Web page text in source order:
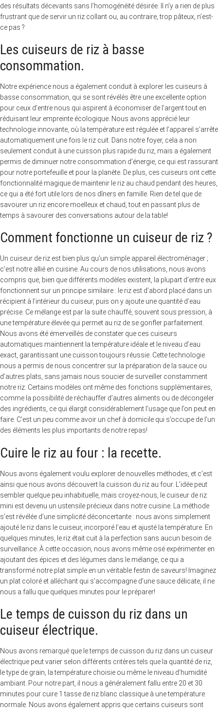
des résultats décevants sans l’homogénéité désirée. Il n’y a rien de plus
frustrant que de servir un riz collant ou, au contraire, trop pâteux, n’est-
ce pas ?
Les cuiseurs de riz à basse
consommation.
Notre expérience nous a également conduit à explorer les cuiseurs à
basse consommation, qui se sont révélés être une excellente option
pour ceux d’entre nous qui aspirent à économiser de l’argent tout en
réduisant leur empreinte écologique. Nous avons apprécié leur
technologie innovante, où la température est régulée et l’appareil s’arrête
automatiquement une fois le riz cuit. Dans notre foyer, cela a non
seulement conduit à une cuisson plus rapide du riz, mais a également
permis de diminuer notre consommation d’énergie, ce qui est rassurant
pour notre portefeuille et pour la planète. De plus, ces cuiseurs ont cette
fonctionnalité magique de maintenir le riz au chaud pendant des heures,
ce qui a été fort utile lors de nos dîners en famille. Rien de tel que de
savourer un riz encore moelleux et chaud, tout en passant plus de
temps à savourer des conversations autour de la table!
Comment fonctionne un cuiseur de riz ?
Un cuiseur de riz est bien plus qu’un simple appareil électroménager ;
c’est notre allié en cuisine. Au cours de nos utilisations, nous avons
compris que, bien que différents modèles existent, la plupart d’entre eux
fonctionnent sur un principe similaire : le riz est d’abord placé dans un
récipient à l’intérieur du cuiseur, puis on y ajoute une quantité d’eau
précise. Ce mélange est par la suite chauffé, souvent sous pression, à
une température élevée qui permet au riz de se gonfler parfaitement.
Nous avons été émerveillés de constater que ces cuiseurs
automatiques maintiennent la température idéale et le niveau d’eau
exact, garantissant une cuisson toujours réussie. Cette technologie
nous a permis de nous concentrer sur la préparation de la sauce ou
d’autres plats, sans jamais nous soucier de surveiller constamment
notre riz. Certains modèles ont même des fonctions supplémentaires,
comme la possibilité de réchauffer d’autres aliments ou de décongeler
des ingrédients, ce qui élargit considérablement l’usage que l’on peut en
faire. C’est un peu comme avoir un chef à domicile qui s’occupe de l’un
des éléments les plus importants de notre repas!
Cuire le riz au four : la recette.
Nous avons également voulu explorer de nouvelles méthodes, et c’est
ainsi que nous avons découvert la cuisson du riz au four. L’idée peut
sembler quelque peu inhabituelle, mais croyez-nous, le cuiseur de riz
mini est devenu un ustensile précieux dans notre cuisine. La méthode
s’est révélée d’une simplicité déconcertante : nous avons simplement
ajouté le riz dans le cuiseur, incorporé l’eau et ajusté la température. En
quelques minutes, le riz était cuit à la perfection sans aucun besoin de
surveillance. À cette occasion, nous avons même osé expérimenter en
ajoutant des épices et des légumes dans le mélange, ce qui a
transformé notre plat simple en un véritable festin de saveurs! Imaginez
un plat coloré et alléchant qui s’accompagne d’une sauce délicate, il ne
nous a fallu que quelques minutes pour le préparer!
Le temps de cuisson du riz dans un
cuiseur électrique.
Nous avons remarqué que le temps de cuisson du riz dans un cuiseur
électrique peut varier selon différents critères tels que la quantité de riz,
le type de grain, la température choisie ou même le niveau d’humidité
ambiant. Pour notre part, il nous a généralement fallu entre 20 et 30
minutes pour cuire 1 tasse de riz blanc classique à une température
normale. Nous avons également appris que certains cuiseurs sont